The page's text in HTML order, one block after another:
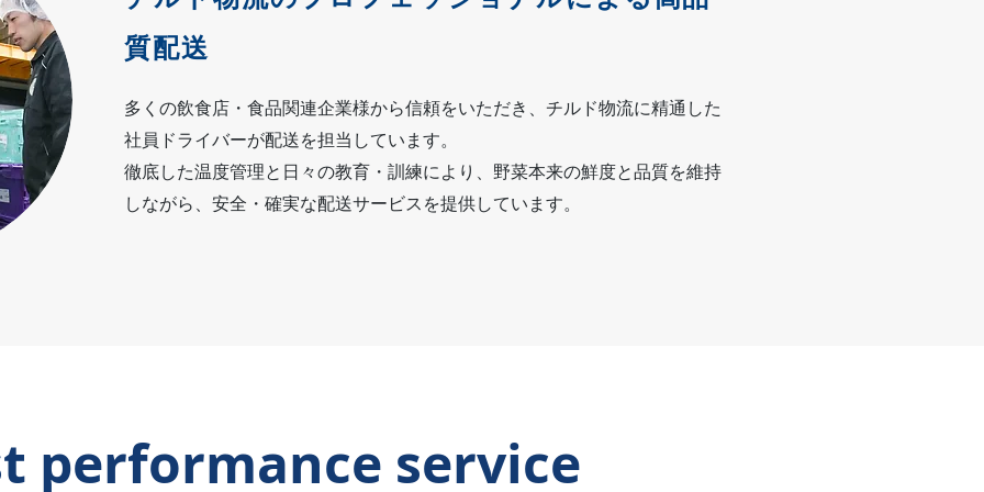
質配送
多くの飲食店・食品関連企業様から信頼をいただき、チルド物流に精通した
社員ドライバーが配送を担当しています。
徹底した温度管理と日々の教育・訓練により、野菜本来の鮮度と品質を維持
しながら、安全・確実な配送サービスを提供しています。
performance service